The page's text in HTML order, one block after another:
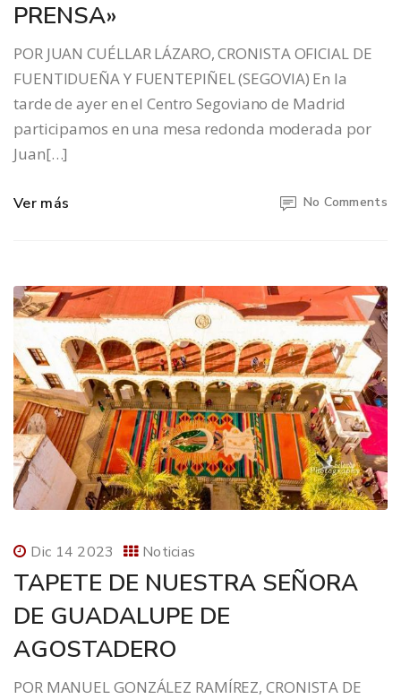
PRENSA»
POR JUAN CUÉLLAR LÁZARO, CRONISTA OFICIAL DE
FUENTIDUEÑA Y FUENTEPIÑEL (SEGOVIA) En la
tarde de ayer en el Centro Segoviano de Madrid
participamos en una mesa redonda moderada por
Juan[…]
Ver más No Comments
Dic 14 2023 Noticias
TAPETE DE NUESTRA SEÑORA
DE GUADALUPE DE
AGOSTADERO
POR MANUEL GONZÁLEZ RAMÍREZ, CRONISTA DE